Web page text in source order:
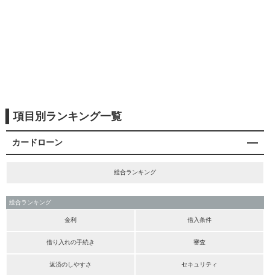
項目別ランキング一覧
カードローン
総合ランキング
総合ランキング
金利 借入条件
借り入れの手続き 審査
返済のしやすさ セキュリティ